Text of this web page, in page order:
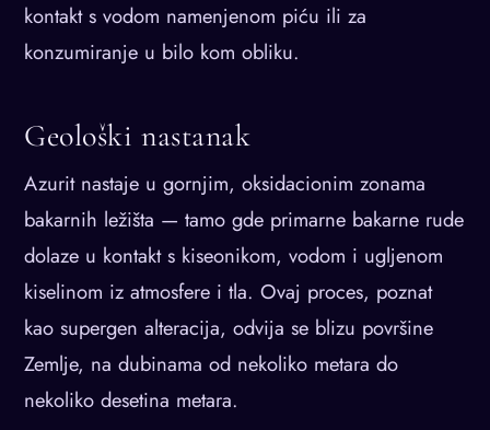
kontakt s vodom namenjenom piću ili za
konzumiranje u bilo kom obliku.
Geološki nastanak
Azurit nastaje u gornjim, oksidacionim zonama
bakarnih ležišta — tamo gde primarne bakarne rude
dolaze u kontakt s kiseonikom, vodom i ugljenom
kiselinom iz atmosfere i tla. Ovaj proces, poznat
kao supergen alteracija, odvija se blizu površine
Zemlje, na dubinama od nekoliko metara do
nekoliko desetina metara.